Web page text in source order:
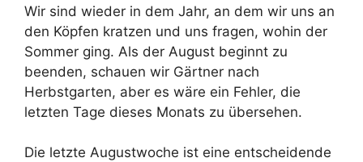
Wir sind wieder in dem Jahr, an dem wir uns an
den Köpfen kratzen und uns fragen, wohin der
Sommer ging. Als der August beginnt zu
beenden, schauen wir Gärtner nach
Herbstgarten, aber es wäre ein Fehler, die
letzten Tage dieses Monats zu übersehen.
Die letzte Augustwoche ist eine entscheidende